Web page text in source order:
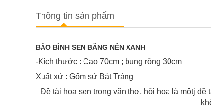
Thông tin sản phẩm
BẢO BÌNH SEN BĂNG NỀN XANH
-Kích thước : Cao 70cm ; bụng rộng 30cm
Xuất xứ : Gốm sứ Bát Tràng
Đề tài hoa sen trong văn thơ, hội họa là môtj đề